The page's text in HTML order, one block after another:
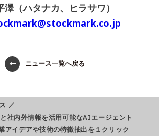
（ハタナカ、ヒラサワ）
ニュース一覧へ戻る
／
社内外情報を活用可能なAIエージェント
アイデアや技術の特徴抽出を１クリック